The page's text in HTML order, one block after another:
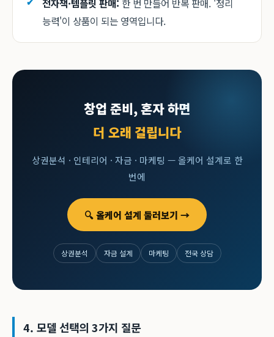
전자책·템플릿 판매: 한 번 만들어 반복 판매. '정리
능력'이 상품이 되는 영역입니다.
창업 준비, 혼자 하면
더 오래 걸립니다
상권분석 · 인테리어 · 자금 · 마케팅 — 올케어 설계로 한
번에
🔍 올케어 설계 둘러보기 →
상권분석 자금 설계 마케팅 전국 상담
4. 모델 선택의 3가지 질문